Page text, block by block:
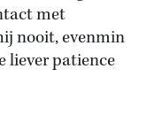
met
nooit, evenmin
liever patience